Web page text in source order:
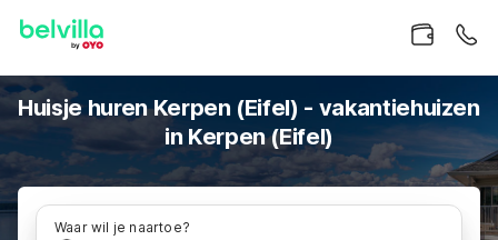
Huisje huren Kerpen (Eifel) - vakantiehuizen
in Kerpen (Eifel)
Waar wil je naartoe?